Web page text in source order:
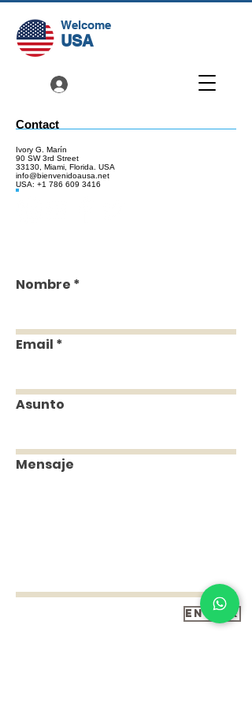
Welcome
USA
Contact
Ivory G. Marín
90 SW 3rd Street
33130, Miami, Florida. USA
info@bienvenidoausa.net
USA: +1 786 609 3416
Nombre
Email
Asunto
Mensaje
Enviar